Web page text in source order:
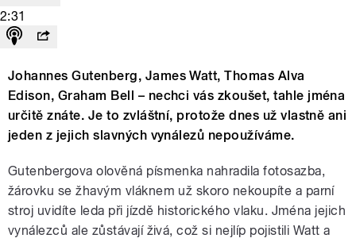
2:31
Johannes Gutenberg, James Watt, Thomas Alva
Edison, Graham Bell – nechci vás zkoušet, tahle jména
určitě znáte. Je to zvláštní, protože dnes už vlastně ani
jeden z jejich slavných vynálezů nepoužíváme.
Gutenbergova olověná písmenka nahradila fotosazba,
žárovku se žhavým vláknem už skoro nekoupíte a parní
stroj uvidíte leda při jízdě historického vlaku. Jména jejich
vynálezců ale zůstávají živá, což si nejlíp pojistili Watt a